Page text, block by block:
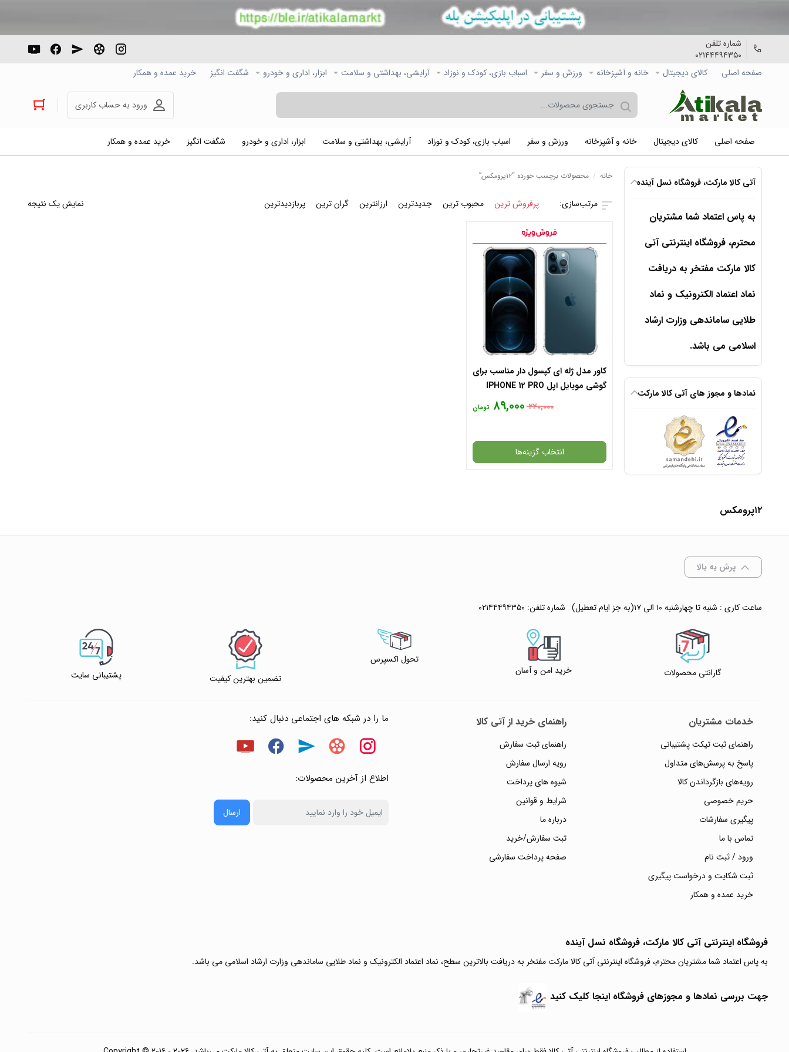
شماره تلفن
۰۲۱۴۴۴۹۴۳۵۰
صفحه اصلی
کالاي دیجیتال خانه و آشپزخانه ورزش و سفر اسباب بازی، کودک و نوزاد آرایشی، بهداشتی و سلامت ابزار، اداری و خودرو شگفت انگیز خرید عمده و همکار
ورود به حساب کاربری
صفحه اصلی کالاي دیجیتال خانه و آشپزخانه ورزش و سفر اسباب بازی، کودک و نوزاد آرایشی، بهداشتی و سلامت ابزار، اداری و خودرو شگفت انگیز خرید عمده و همکار
آتی کالا مارکت، فروشگاه نسل آینده
به پاس اعتماد شما مشتریان
محترم، فروشگاه اینترنتی آتی
کالا مارکت مفتخر به دریافت
نماد اعتماد الکترونیک و نماد
طلایی ساماندهی وزارت ارشاد
اسلامی می باشد.
نمادها و مجوز های آتی کالا مارکت
خانه / محصولات برچسب خورده “۱۲پرومکس”
نمایش یک نتیجه پرفروش ترین محبوب ترین جدیدترین ارزانترین گران ترین پربازدیدترین
کاور مدل ژله ای کپسول دار مناسب برای
گوشی موبایل اپل IPHONE 12 PRO
۲۲۰,۰۰۰ ۸۹,۰۰۰ تومان
انتخاب گزینه‌ها
افزودن به سبد خرید
✧ چت با پشتیبان واتس آپ
۱۲پرومکس
پرش به بالا
ساعت کاری : شنبه تا چهارشنبه ۱۰ الی ۱۷(به جز ایام تعطیل) شماره تلفن: ۰۲۱۴۴۴۹۴۳۵۰
گارانتی محصولات خرید امن و آسان
تحول اکسپرس
تضمین بهترین کیفیت
پشتیبانی سایت
خدمات مشتریان
راهنمای ثبت تیکت پشتیبانی
پاسخ به پرسش‌های متداول
رویه‌های بازگرداندن کالا
حریم خصوصی
پیگیری سفارشات
تماس با ما
ورود / ثبت نام
ثبت شکایت و درخواست پیگیری
خرید عمده و همکار
راهنمای خرید از آتی کالا
راهنمای ثبت سفارش
رویه ارسال سفارش
شیوه های پرداخت
شرایط و قوانین
درباره ما
ثبت سفارش/خرید
صفحه پرداخت سفارشی
ما را در شبکه های اجتماعی دنبال کنید:
اطلاع از آخرین محصولات:
ارسال
فروشگاه اینترنتی آتی‌ کالا مارکت، فروشگاه نسل آینده
به پاس اعتماد شما مشتریان محترم، فروشگاه اینترنتی آتی کالا مارکت مفتخر به دریافت بالاترین سطح، نماد اعتماد الکترونیک و نماد طلایی ساماندهی وزارت ارشاد اسلامی می باشد.
جهت بررسی نمادها و مجوزهای فروشگاه اینجا کلیک کنید